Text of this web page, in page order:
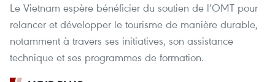
Le Vietnam espère bénéficier du soutien de l’OMT pour
relancer et développer le tourisme de manière durable,
notamment à travers ses initiatives, son assistance
technique et ses programmes de formation.